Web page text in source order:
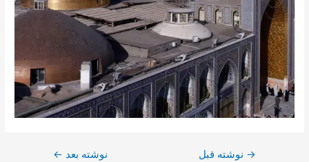
راهبری
→ نوشته قبل نوشته بعد ←